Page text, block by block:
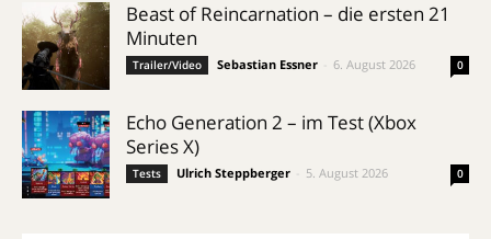
Beast of Reincarnation – die ersten 21
Minuten
Trailer/Video Sebastian Essner 6. August 2026 0
Echo Generation 2 – im Test (Xbox
Series X)
Tests Ulrich Steppberger 5. August 2026 0